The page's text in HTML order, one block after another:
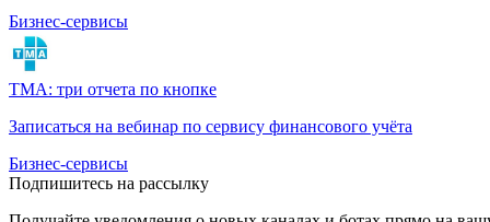
Бизнес-сервисы
TMA: три отчета по кнопке
Записаться на вебинар по сервису финансового учёта
Бизнес-сервисы
Подпишитесь на рассылку